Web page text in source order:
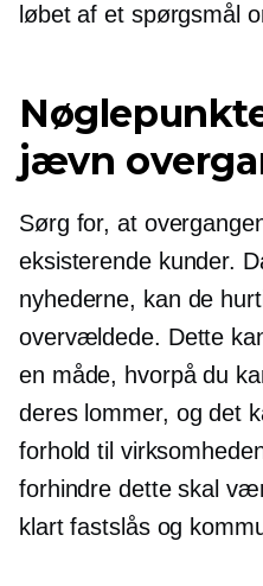
løbet af et spørgsmål
jævn
Sørg for, at
eksisterende kunder.
nyhederne, kan de
overvældede. Dette
en måde, hvorpå du
deres lommer, og det
forhold til
forhindre dette skal
klart fastslås og